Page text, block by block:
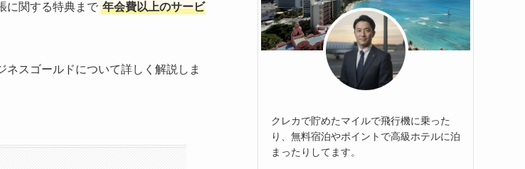
に関する特典まで 年会費以上のサービ
スゴールドについて詳しく解説しま
クレカで貯めたマイルで飛行機に乗った
り、無料宿泊やポイントで高級ホテルに泊
まったりしてます。